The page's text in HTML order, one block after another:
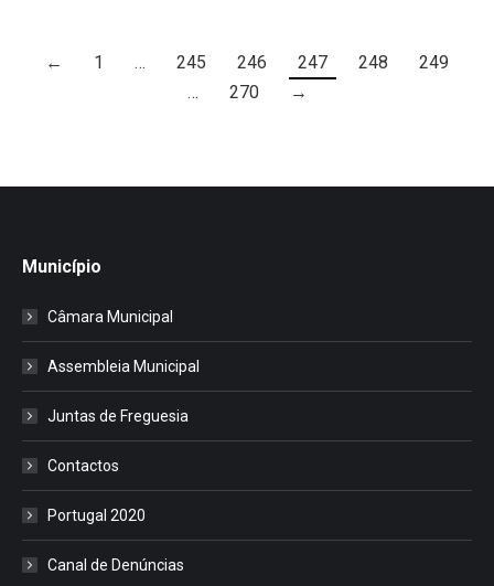
← 1 … 245 246 247 248
249
…
270 →
Município
Câmara Municipal
Assembleia Municipal
Juntas de Freguesia
Contactos
Portugal 2020
Canal de Denúncias